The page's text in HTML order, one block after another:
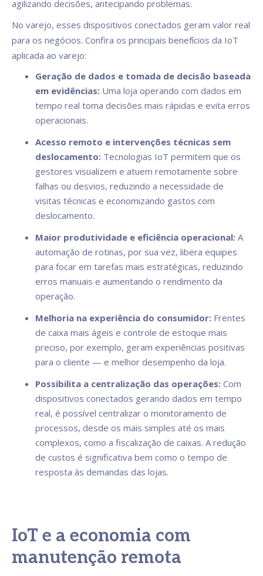
agilizando decisões, antecipando problemas.
No varejo, esses dispositivos conectados geram valor real
para os negócios. Confira os principais benefícios da IoT
aplicada ao varejo:
Geração de dados e tomada de decisão baseada
em evidências: Uma loja operando com dados em
tempo real toma decisões mais rápidas e evita erros
operacionais.
Acesso remoto e intervenções técnicas sem
deslocamento: Tecnologias IoT permitem que os
gestores visualizem e atuem remotamente sobre
falhas ou desvios, reduzindo a necessidade de
visitas técnicas e economizando gastos com
deslocamento.
Maior produtividade e eficiência operacional: A
automação de rotinas, por sua vez, libera equipes
para focar em tarefas mais estratégicas, reduzindo
erros manuais e aumentando o rendimento da
operação.
Melhoria na experiência do consumidor: Frentes
de caixa mais ágeis e controle de estoque mais
preciso, por exemplo, geram experiências positivas
para o cliente — e melhor desempenho da loja.
Possibilita a centralização das operações: Com
dispositivos conectados gerando dados em tempo
real, é possível centralizar o monitoramento de
processos, desde os mais simples até os mais
complexos, como a fiscalização de caixas. A redução
de custos é significativa bem como o tempo de
resposta às demandas das lojas.
IoT e a economia com
manutenção remota